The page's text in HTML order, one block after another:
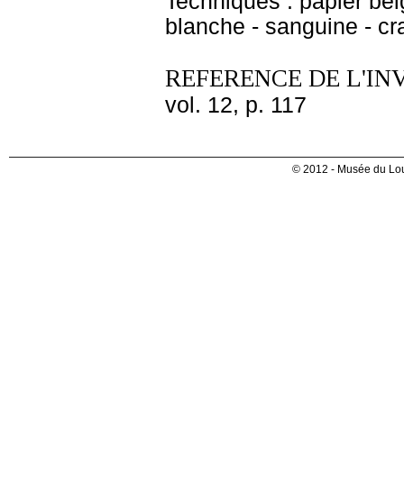
blanche - sanguine -
REFERENCE DE
vol. 12, p. 117
© 2012 - Musée du